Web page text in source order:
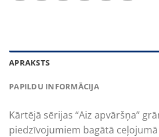
APRAKSTS
PAPILDU INFORMĀCIJA
Kārtējā sērijas “Aiz apvāršņa”
piedzīvojumiem bagātā